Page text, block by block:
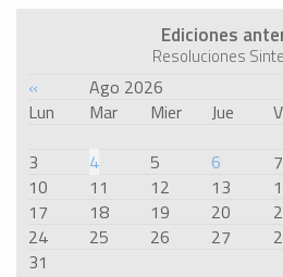
Ediciones
Resoluciones
« Ago 2026
Lun
Mar Mier Jue
3
4 5 6 7
10
11 12 13
17
18 19 20
24
25 26 27
31